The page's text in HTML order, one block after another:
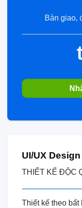
Bàn giao,
UI/UX Design
THIẾT KẾ ĐỘC
Thiết kế theo bất